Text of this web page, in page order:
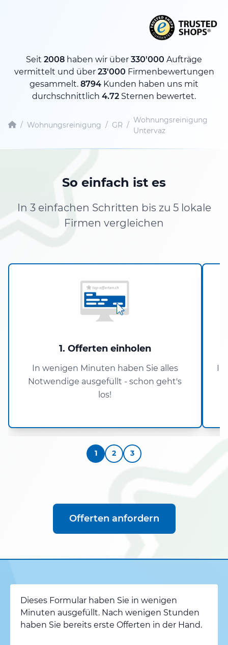
Seit 2008 haben wir über 330'000 Aufträge
vermittelt und über 23'000 Firmenbewertungen
gesammelt. 8794 Kunden haben uns mit
durchschnittlich 4.72 Sternen bewertet.
/ Wohnungsreinigung / GR /
Wohnungsreinigung
Untervaz
So einfach ist es
In 3 einfachen Schritten bis zu 5 lokale
Firmen vergleichen
1. Offerten einholen
In wenigen Minuten haben Sie alles
Notwendige ausgefüllt - schon geht's
los!
1 2 3
Offerten anfordern
Dieses Formular haben Sie in wenigen
Minuten ausgefüllt. Nach wenigen Stunden
haben Sie bereits erste Offerten in der Hand.